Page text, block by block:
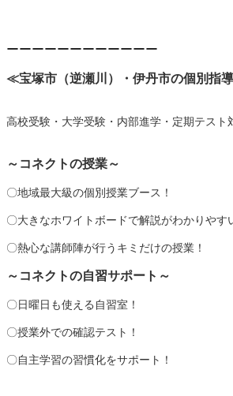
ーーーーーーーーーーーー
≪宝塚市（逆瀬川）・伊丹市の個別指導
高校受験・大学受験・内部進学・定期テスト
～コネクトの授業～
〇地域最大級の個別授業ブース！
〇大きなホワイトボードで解説がわかりやす
〇熱心な講師陣が行うキミだけの授業！
～コネクトの自習サポート～
〇日曜日も使える自習室！
〇授業外での確認テスト！
〇自主学習の習慣化をサポート！